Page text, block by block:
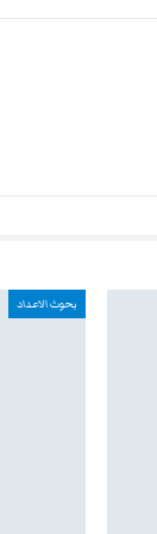
بحوث الاعداد